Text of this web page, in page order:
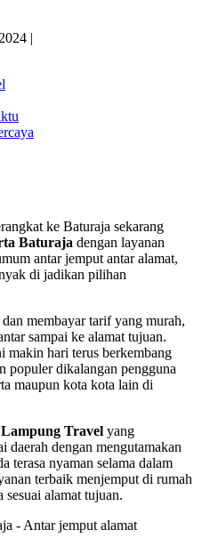
|
ke Baturaja sekarang
Baturaja dengan layanan
antar jemput antar alamat,
di jadikan pilihan
membayar tarif yang murah,
sampai ke alamat tujuan.
makin hari terus berkembang
populer dikalangan pengguna
maupun kota kota lain di
Lampung Travel yang
daerah dengan mengutamakan
terasa nyaman selama dalam
terbaik menjemput di rumah
sesuai alamat tujuan.